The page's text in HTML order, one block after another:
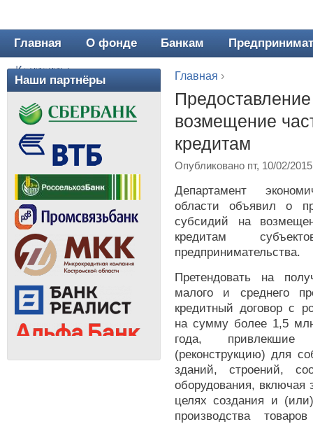
Главная ›
возмещение
кредитам
Опубликовано пт, 10/02/
Департамент
области объявил о
субсидий на
кредитам
предпринимательства.
Претендовать на
малого и среднего
кредитный договор с
на сумму более 1,5
года, привлекшие
(реконструкцию) для
зданий, строений,
оборудования, включая
целях создания и
производства
Главное меню
Главная О фонде Банкам
Контакты
Наши партнёры